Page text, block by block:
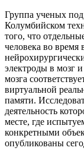
Группа ученых под
Колумбийском
того, что
человека во
электроды в мозг
мозга
виртуальной
памяти.
деятельность
месте, где
конкретными
опубликованы